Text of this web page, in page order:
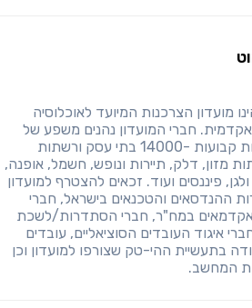
מועדון הצרכנות המיועד לאוכלוסיה
אקדמית. חברי המועדון נהנים משפע של
הנחות והטבות קבועות -14000 בתי עסק ורשתות
מזון, דלק, תיירות ונופש, חשמל, אופנה,
פיננסים ועוד. זכאים להצטרף למועדון
ההנדסאים והטכנאים בישראל, חברי
במח"ר, חברי הסתדרות/לשכת
איגוד העובדים הסוציאליים, עובדים
בתעשיית ההי-טק שצורפו למועדון וכן
המחשב.